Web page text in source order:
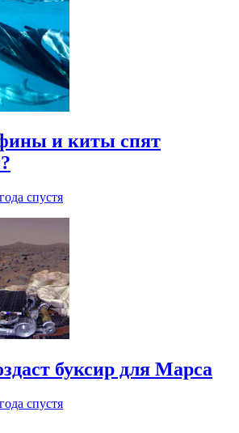
и киты спят
спустя
буксир для Марса
спустя